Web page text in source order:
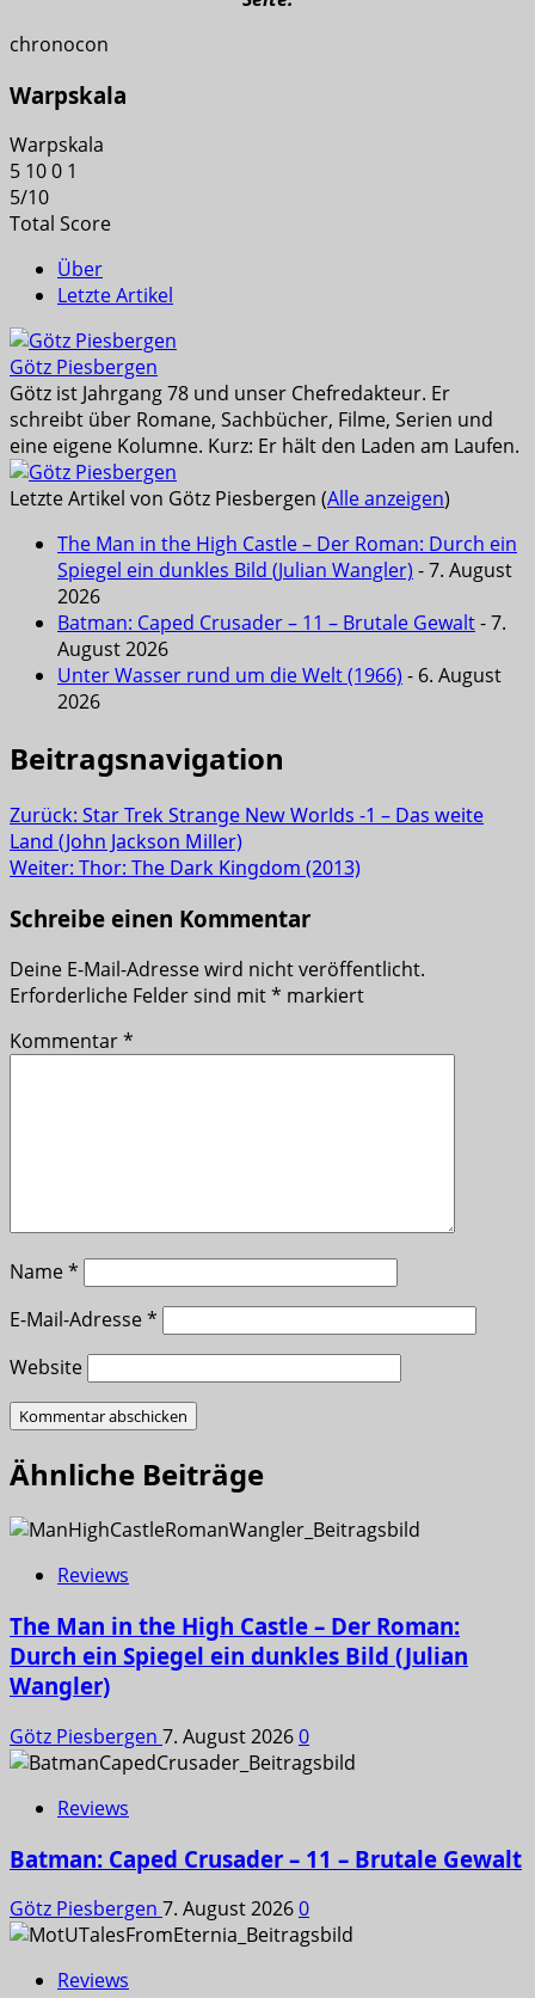
chronocon
Warpskala
Warpskala
5 100 1
5/10
Total Score
Über
Letzte Artikel
Götz Piesbergen
Götz ist Jahrgang 78 und unser Chefredakteur. Er
schreibt über Romane, Sachbücher, Filme, Serien und
eine eigene Kolumne. Kurz: Er hält den Laden am Laufen.
Letzte Artikel von Götz Piesbergen (Alle anzeigen)
The Man in the High Castle – Der Roman: Durch ein
Spiegel ein dunkles Bild (Julian Wangler) - 7. August
2026
Batman: Caped Crusader – 11 – Brutale Gewalt- 7.
August 2026
Unter Wasser rund um die Welt (1966) - 6. August
2026
Beitragsnavigation
Zurück: Star Trek Strange New Worlds -1 – Das weite
Land (John Jackson Miller)
Weiter: Thor: The Dark Kingdom (2013)
Schreibe einen Kommentar
Deine E-Mail-Adresse wird nicht veröffentlicht.
Erforderliche Felder sind mit* markiert
Kommentar*
Name*
E-Mail-Adresse*
Website
Ähnliche Beiträge
Reviews
The Man in the High Castle – Der Roman:
Durch ein Spiegel ein dunkles Bild (Julian
Wangler)
Götz Piesbergen 7. August 20260
Reviews
Batman: Caped Crusader – 11 – Brutale Gewalt
Götz Piesbergen 7. August 20260
Reviews